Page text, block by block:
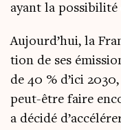
ayant la pos­si­bi­li­té
Aujourd’hui, la
tion de ses
de 40 % d’ici
peut-être faire
a déci­dé